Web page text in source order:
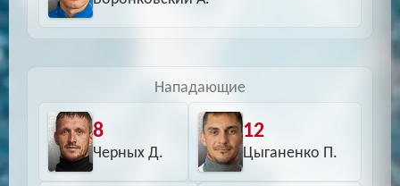
Нападающие
8
Черных Д.
12
Цыганенко П.